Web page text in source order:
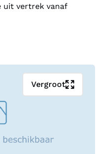
uit vertrek vanaf
Vergroot